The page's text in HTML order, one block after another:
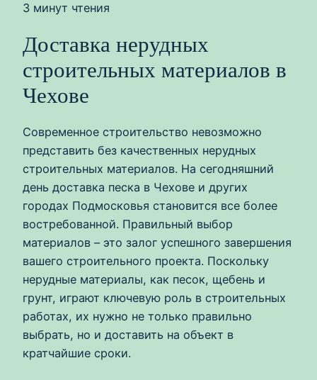
3 минут чтения
Доставка нерудных
строительных материалов в
Чехове
Современное строительство невозможно
представить без качественных нерудных
строительных материалов. На сегодняшний
день доставка песка в Чехове и других
городах Подмосковья становится все более
востребованной. Правильный выбор
материалов – это залог успешного завершения
вашего строительного проекта. Поскольку
нерудные материалы, как песок, щебень и
грунт, играют ключевую роль в строительных
работах, их нужно не только правильно
выбрать, но и доставить на объект в
кратчайшие сроки.